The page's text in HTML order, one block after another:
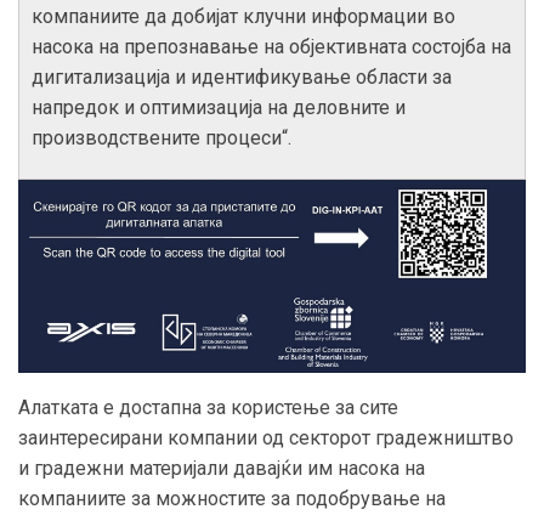
компаниите да добијат клучни информации во
насока на препознавање на објективната состојба на
дигитализација и идентификување области за
напредок и оптимизација на деловните и
производствените процеси“.
Алатката е достапна за користење за сите
заинтересирани компании од секторот градежништво
и градежни материјали давајќи им насока на
компаниите за можностите за подобрување на